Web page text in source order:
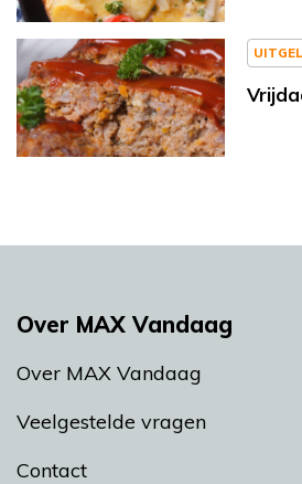
Over MAX Vandaag
Over MAX Vandaag
Veelgestelde vragen
Contact